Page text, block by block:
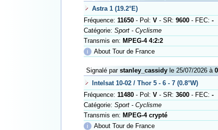
Astra 1 (19.2°E)
Fréquence: 11650- Pol: V- SR: 9600- FEC: -
Catégorie: Sport - Cyclisme
Transmis en: MPEG-4 4:2:2
ℹ
About Tour de France
Signalé par stanley_cassidyle 25/07/2026 à
Intelsat 10-02 / Thor 5 - 6 - 7 (0.8°W)
Fréquence: 11480- Pol: V- SR: 3600- FEC: -
Catégorie: Sport - Cyclisme
Transmis en: MPEG-4 crypté
ℹ
About Tour de France